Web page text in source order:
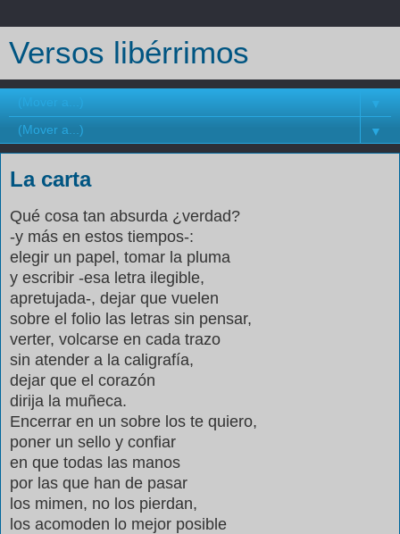
Versos libérrimos
▼
▼
La carta
Qué cosa tan absurda ¿verdad?
-y más en estos tiempos-:
elegir un papel, tomar la pluma
y escribir -esa letra ilegible,
apretujada-, dejar que vuelen
sobre el folio las letras sin pensar,
verter, volcarse en cada trazo
sin atender a la caligrafía,
dejar que el corazón
dirija la muñeca.
Encerrar en un sobre los te quiero,
poner un sello y confiar
en que todas las manos
por las que han de pasar
los mimen, no los pierdan,
los acomoden lo mejor posible